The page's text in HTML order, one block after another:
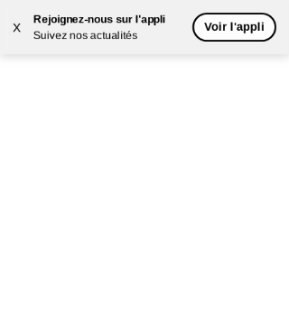
X
Rejoignez-nous sur l'appli
Suivez nos actualités
Voir l'appli